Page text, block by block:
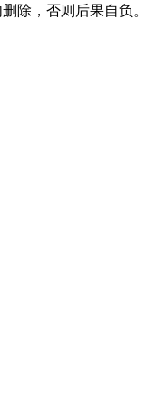
除，否则后果自负。